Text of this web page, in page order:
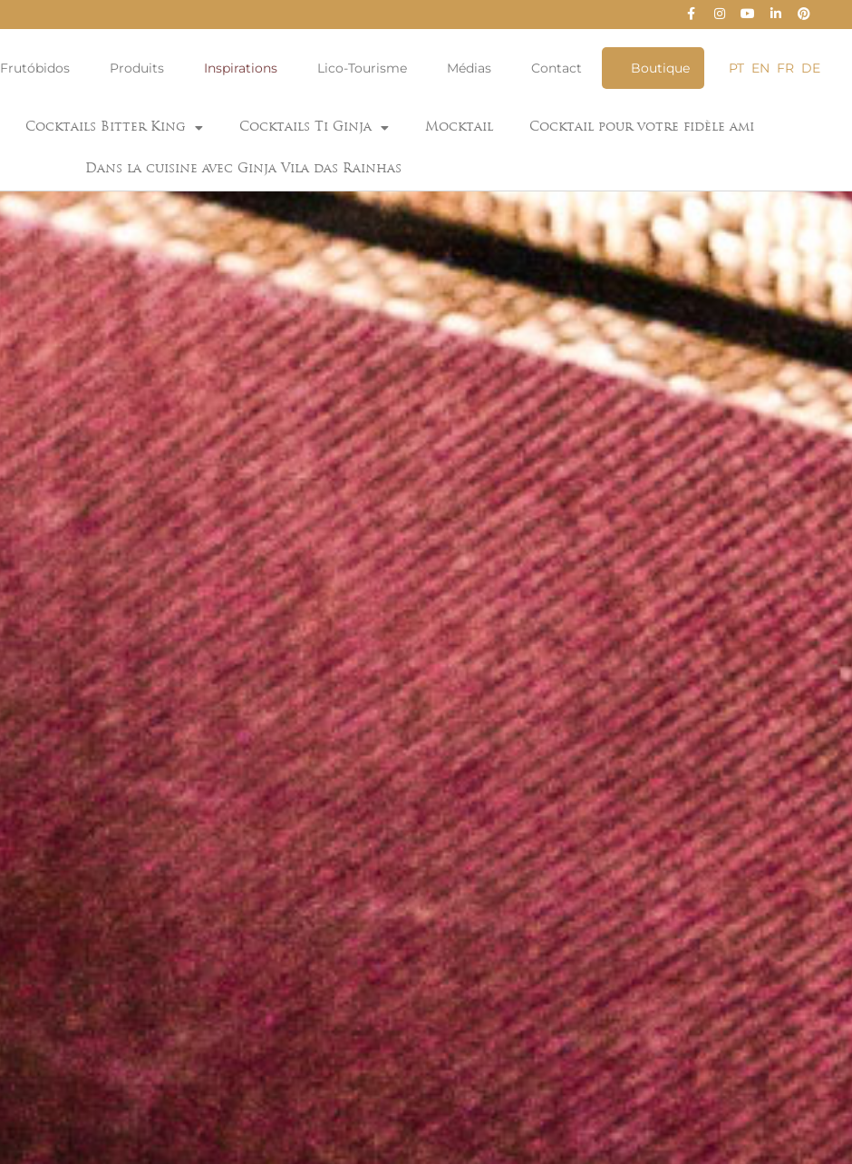
Frutóbidos Produits Inspirations Lico-Tourisme Médias Contact Boutique PT EN FR DE
Cocktails Bitter King Cocktails Ti Ginja Mocktail Cocktail pour votre fidèle ami
Dans la cuisine avec Ginja Vila das Rainhas